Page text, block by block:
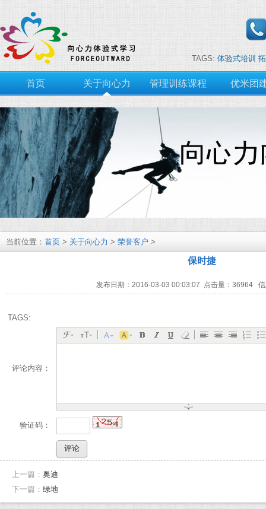
TAGS: 体验式培训
首页 关于向心力 管理训练课程 优米团
当前位置： 首页 > 关于向心力 > 荣誉客户 >
保时捷
发布日期：2016-03-03 00:03:07 点击量：36964 信
TAGS:
评论内容：
验证码：
上一篇： 奥迪
下一篇： 绿地